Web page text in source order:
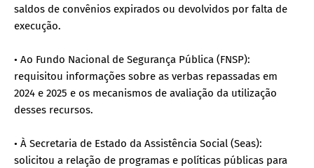
saldos de convênios expirados ou devolvidos por falta de
execução.
• Ao Fundo Nacional de Segurança Pública (FNSP):
requisitou informações sobre as verbas repassadas em
2024 e 2025 e os mecanismos de avaliação da utilização
desses recursos.
• À Secretaria de Estado da Assistência Social (Seas):
solicitou a relação de programas e políticas públicas para